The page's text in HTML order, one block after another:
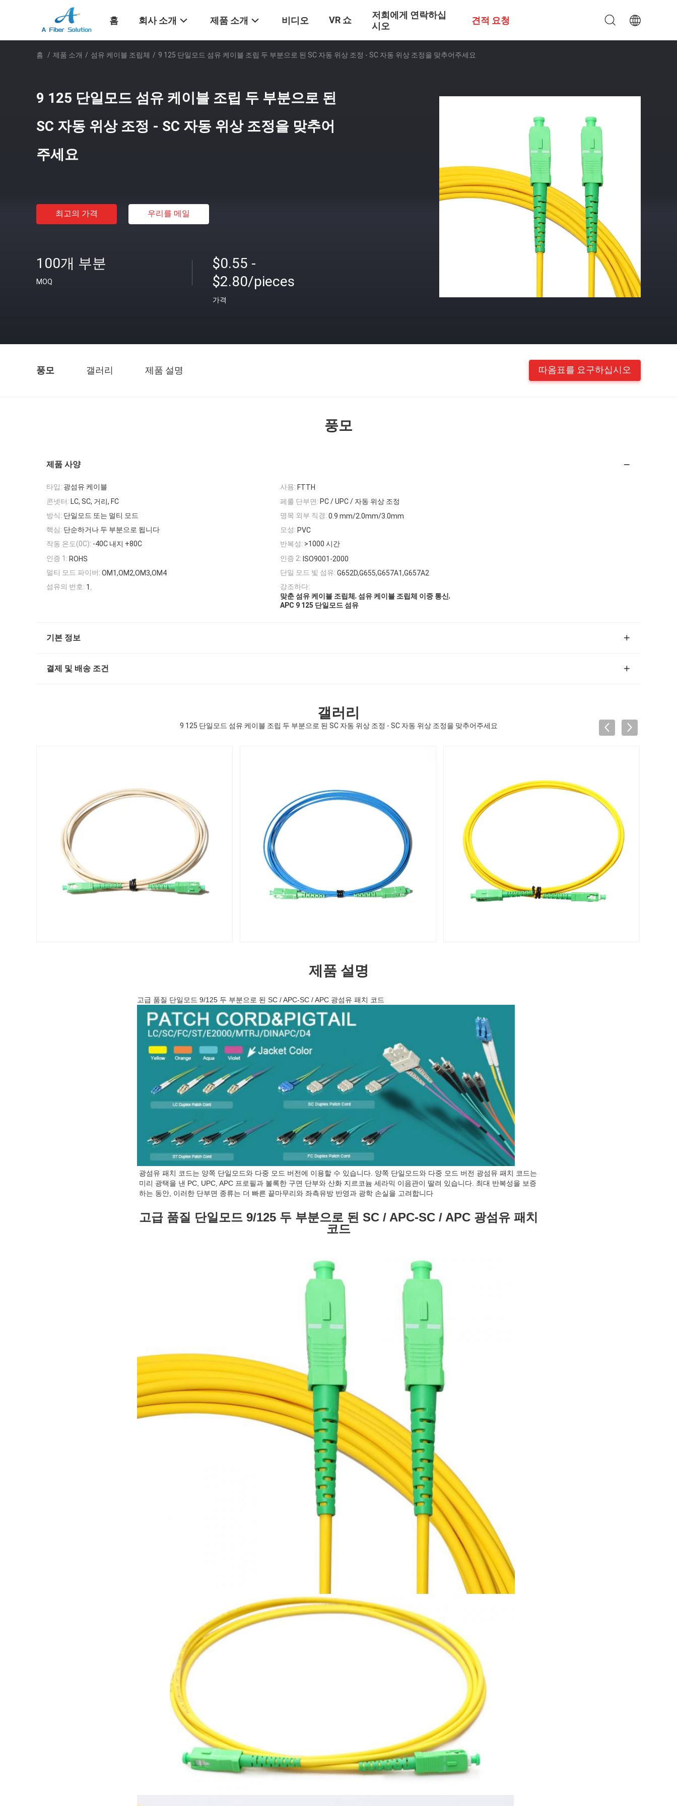
홈 회사 소개 제품 소개 비디오 VR 쇼
저희에게 연락하십
시오
견적 요청
홈 / 제품 소개 / 섬유 케이블 조립체 / 9 125 단일모드 섬유 케이블 조립 두 부분으로 된 SC 자동 위상 조정 - SC 자동 위상 조정을 맞추어주세요
9 125 단일모드 섬유 케이블 조립 두 부분으로 된
SC 자동 위상 조정 - SC 자동 위상 조정을 맞추어
주세요
최고의 가격 우리를 메일
100개 부분
MOQ
$0.55 -
$2.80/pieces
가격
풍모 갤러리 제품 설명 따옴표를 요구하십시오
풍모
제품 사양
타입: 광섬유 케이블 사용: FTTH
콘넷터: LC, SC, 거리, FC 페룰 단부면: PC / UPC / 자동 위상 조정
방식: 단일모드 또는 멀티 모드 명목 외부 직경: 0.9 mm/2.0mm/3.0mm
핵심: 단순하거나 두 부분으로 됩니다 모성: PVC
작동 온도(0C): -40C 내지 +80C 반복성: >1000 시간
인증 1: ROHS 인증 2: ISO9001-2000
멀티 모드 파이버: OM1,OM2,OM3,OM4 단일 모드 빛 섬유: G652D,G655,G657A1,G657A2
섬유의 번호: 1.
강조하다:
맞춘 섬유 케이블 조립체 , 섬유 케이블 조립체 이중 통신 ,
APC 9 125 단일모드 섬유
기본 정보
결제 및 배송 조건
갤러리
9 125 단일모드 섬유 케이블 조립 두 부분으로 된 SC 자동 위상 조정 - SC 자동 위상 조정을 맞추어주세요
제품 설명
고급 품질 단일모드 9/125 두 부분으로 된 SC / APC-SC / APC 광섬유 패치 코드
광섬유 패치 코드는 양쪽 단일모드와 다중 모드 버전에 이용할 수 있습니다. 양쪽 단일모드와 다중 모드 버전 광섬유 패치 코드는
미리 광택을 낸 PC, UPC, APC 프로필과 볼록한 구면 단부와 산화 지르코늄 세라믹 이음관이 딸려 있습니다. 최대 반복성을 보증
하는 동안, 이러한 단부면 종류는 더 빠른 끝마무리와 좌측유방 반영과 광학 손실을 고려합니다
고급 품질 단일모드 9/125 두 부분으로 된 SC / APC-SC / APC 광섬유 패치
코드